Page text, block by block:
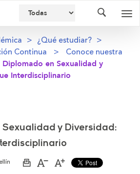
¿Qué estudiar?
Continua
Conoce nuestra
Diplomado en Sexualidad y
Interdisciplinario
Sexualidad y Diversidad:
ImprimirAumentarDisminuir